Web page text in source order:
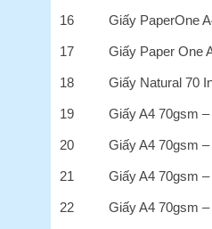
16 Giấy PaperOne
17 Giấy Paper One
18 Giấy Natural 70
19 Giấy A4 70gsm
20 Giấy A4 70gsm
21 Giấy A4 70gsm
22 Giấy A4 70gsm